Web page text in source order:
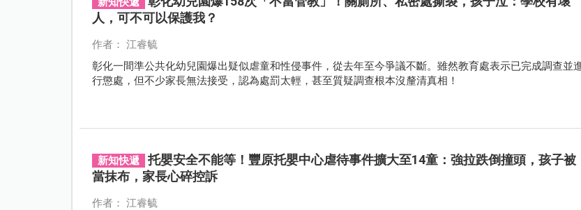
人，可不可以保護我？
作者： 江睿毓
彰化一間準公共化幼兒園爆出疑似虐童和性侵事件，從去年至今爭議不斷。雖然教育處表示已完成調查並
行懲處，但不少家長無法接受，認為處罰太輕，甚至質疑調查根本沒釐清真相！
新知快遞
托嬰安全不能等！豐原托嬰中心虐待事件擴大至14童：強拉跌倒撞頭，孩子被
當抹布，家長心碎控訴
作者： 江睿毓